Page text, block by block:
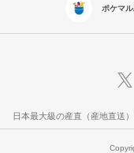
ポケマ
日本最大級の産直（産地直送